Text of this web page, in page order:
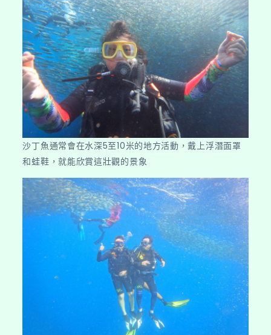
沙丁魚通常會在水深5至10米的地方活動，戴上浮潛面罩
和蛙鞋，就能欣賞這壯觀的景象